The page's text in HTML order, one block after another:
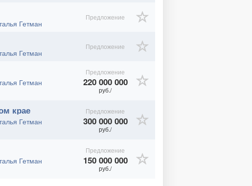
Предложение
Гетман
Предложение
Гетман
Предложение
220 000 000
руб./
Гетман
крае Предложение
300 000 000
руб./
Гетман
Предложение
150 000 000
руб./
Гетман